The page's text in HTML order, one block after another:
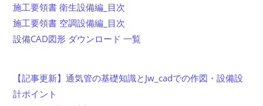
施工要領書 衛生設備編_目次
施工要領書 空調設備編_目次
設備CAD図形 ダウンロード 一覧
【記事更新】通気管の基礎知識とJw_cadでの作図・設備設
計ポイント